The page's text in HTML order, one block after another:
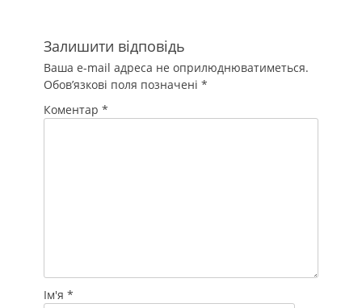
Залишити відповідь
Ваша e-mail адреса не оприлюднюватиметься.
Обов’язкові поля позначені *
Коментар *
Ім'я *